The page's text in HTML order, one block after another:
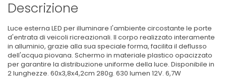
Descrizione
Luce esterna LED per illuminare l'ambiente circostante le porte
d'entrata di veicoli ricreazionali. Il corpo realizzato interamente
in alluminio, grazie alla sua speciale forma, facilita il deflusso
dell'acqua piovana. Schermo in materiale plastico opacizzato
per garantire la distribuzione uniforme della luce. Disponibile in
2 lunghezze. 60x3,8x4,2cm 280g. 630 lumen 12V. 6,7W